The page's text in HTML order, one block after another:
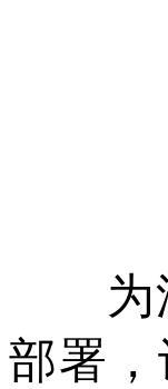
为深
部署